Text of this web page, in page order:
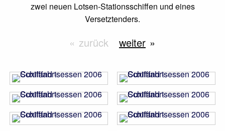
zwei neuen Lotsen-Stationsschiffen und eines
Versetztenders.
zurück weiter